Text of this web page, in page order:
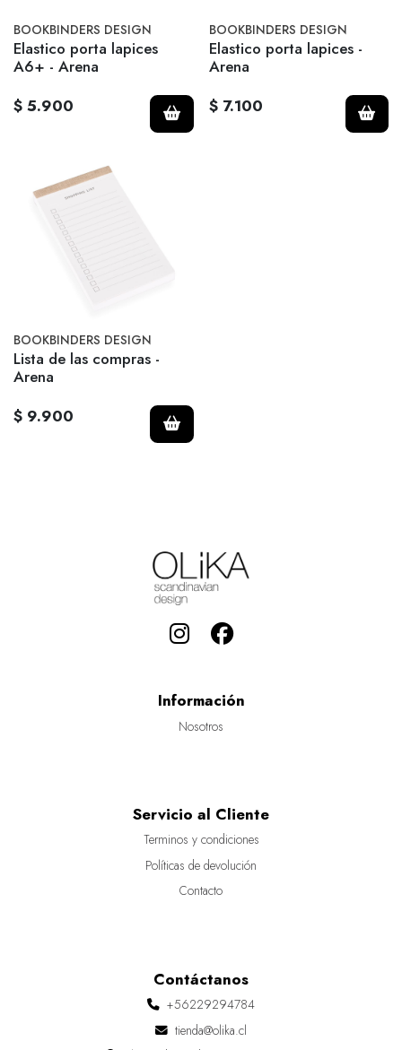
BOOKBINDERS DESIGN
Elastico porta lapices
A6+ - Arena
$ 5.900
BOOKBINDERS DESIGN
Elastico porta lapices -
Arena
$ 7.100
BOOKBINDERS DESIGN
Lista de las compras -
Arena
$ 9.900
Información
Nosotros
Servicio al Cliente
Terminos y condiciones
Políticas de devolución
Contacto
Contáctanos
+56229294784
tienda@olika.cl